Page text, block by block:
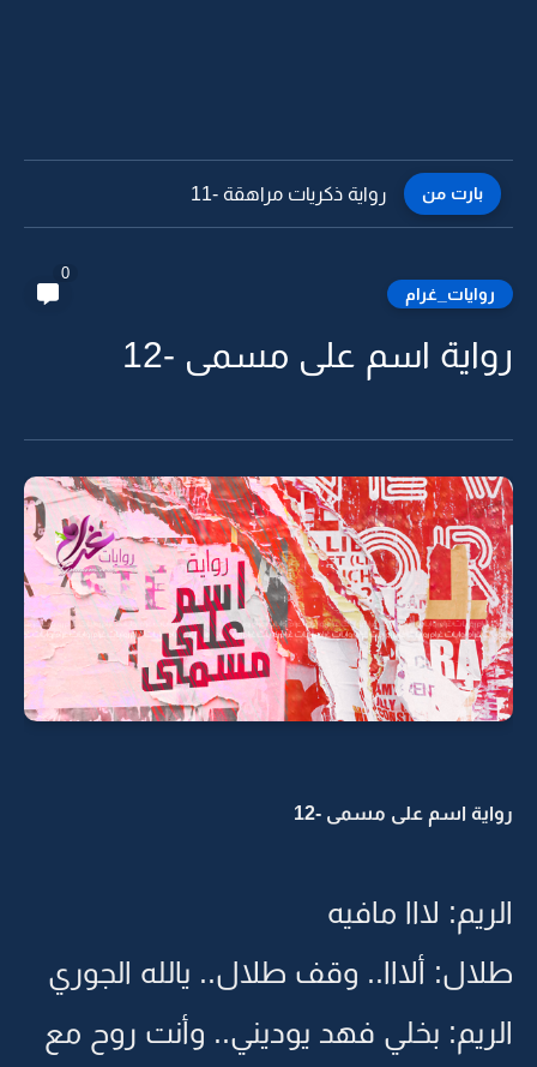
بارت من رواية ذكريات مراهقة -10
روايات_غرام
0
رواية اسم على مسمى -12
رواية اسم على مسمى -12
الريم: لااا مافيه
طلال: ألااا.. وقف طلال.. يالله الجوري
الريم: بخلي فهد يوديني.. وأنت روح مع